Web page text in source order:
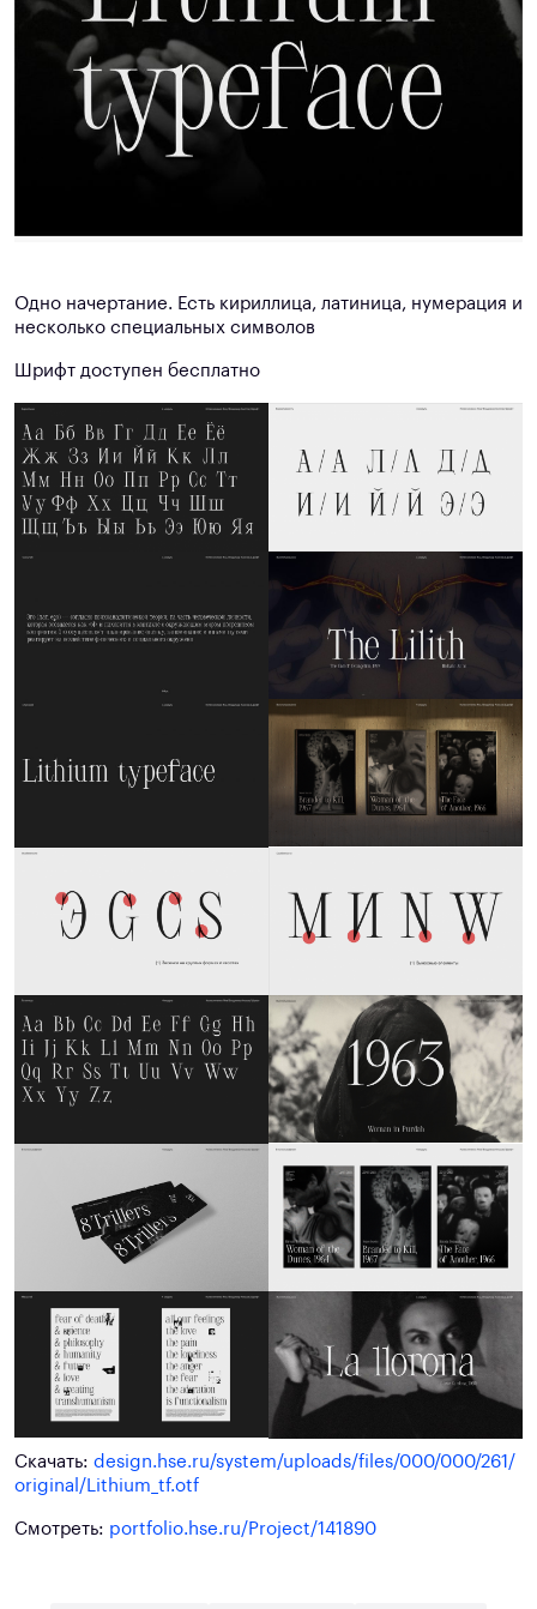
Одно начертание. Есть кириллица, латиница, нумерация и
несколько специальных символов
Шрифт доступен бесплатно
Скачать: design.hse.ru/system/uploads/files/000/000/261/
original/Lithium_tf.otf
Смотреть: portfolio.hse.ru/Project/141890